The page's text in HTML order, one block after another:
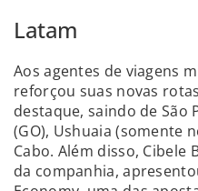
Latam
Aos agentes de viagens
reforçou suas novas
destaque, saindo de São
(GO), Ushuaia (somente
Cabo. Além disso, Cibele
da companhia,